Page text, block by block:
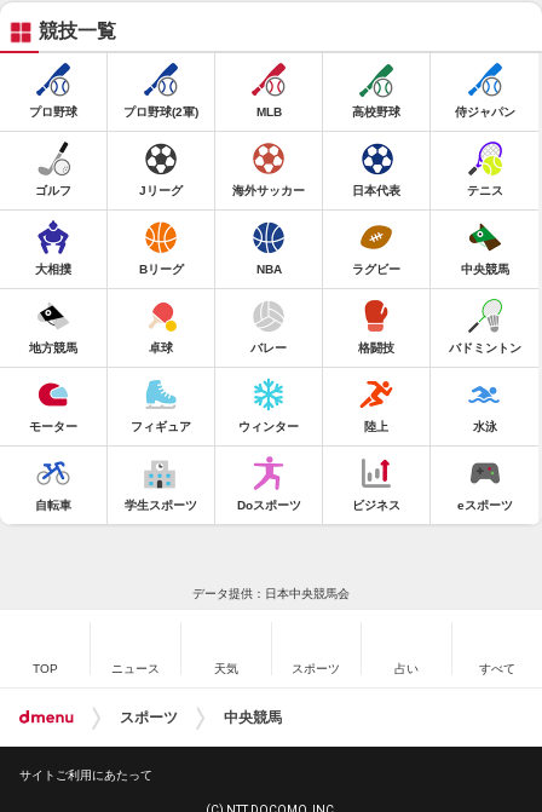
競技一覧
プロ野球 プロ野球(2軍) MLB 高校野球 侍ジャパン
ゴルフ Jリーグ 海外サッカー 日本代表 テニス
大相撲 Bリーグ NBA ラグビー 中央競馬
地方競馬 卓球 バレー 格闘技 バドミントン
モーター フィギュア ウィンター 陸上 水泳
自転車 学生スポーツ Doスポーツ ビジネス eスポーツ
データ提供：日本中央競馬会
TOP ニュース 天気 スポーツ 占い すべて
スポーツ 中央競馬
サイトご利用にあたって